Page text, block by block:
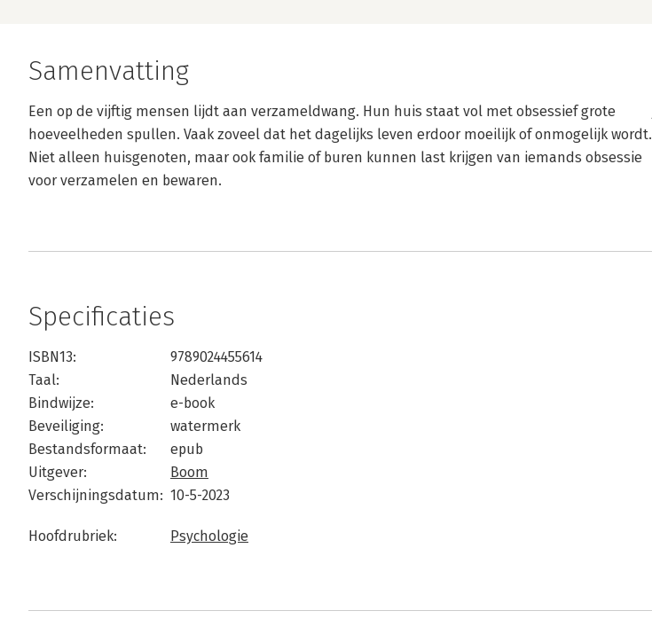
Samenvatting
Een op de vijftig mensen lijdt aan verzameldwang. Hun huis staat vol met obsessief grote
hoeveelheden spullen. Vaak zoveel dat het dagelijks leven erdoor moeilijk of onmogelijk wordt.
Niet alleen huisgenoten, maar ook familie of buren kunnen last krijgen van iemands obsessie
voor verzamelen en bewaren.
Specificaties
ISBN13:
9789024455614
Taal:
Nederlands
Bindwijze:
e-book
Beveiliging:
watermerk
Bestandsformaat:
epub
Uitgever:
Boom
Verschijningsdatum: 10-5-2023
Hoofdrubriek: Psychologie